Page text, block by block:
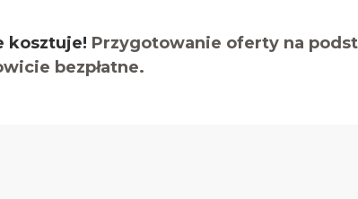
kosztuje! Przygotowanie oferty na
bezpłatne.